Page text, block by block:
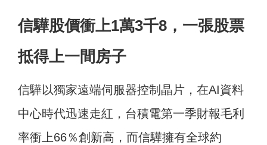
信驊股價衝上1萬3千8，一張股票
抵得上一間房子
信驊以獨家遠端伺服器控制晶片，在AI資料
中心時代迅速走紅，台積電第一季財報毛利
率衝上66％創新高，而信驊擁有全球約